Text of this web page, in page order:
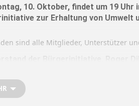
10. Oktober, findet um 19
zur Erhaltung von Umwelt
sind alle Mitglieder, Unterstützer
Punkte stehen auf der Agenda: